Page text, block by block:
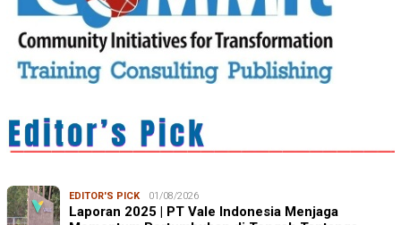
EDITOR'S PICK 01/08/2026
Laporan 2025 | PT Vale Indonesia Menjaga